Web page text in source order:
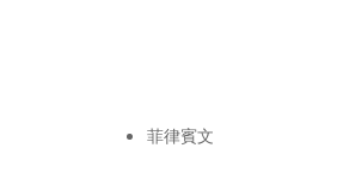
菲律賓文